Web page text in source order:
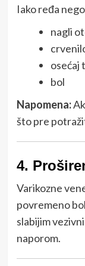
Iako ređa
nagli
osećaj
bol
Napomena:
što pre
4.
Varikozne
povremeno
slabijim
naporom.